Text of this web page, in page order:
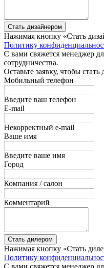
Стать дизайнером
Нажимая кнопку «Стать
Политику
С вами свяжется менеджер
сотрудничества.
Оставьте заявку, чтобы стать
Мобильный телефон
Введите ваш телефон
E-mail
Некорректный e-mail
Ваше имя
Введите ваше имя
Город
Компания / салон
Комментарий
Стать дилером
Нажимая кнопку «Стать
Политику
С вами свяжется менеджер